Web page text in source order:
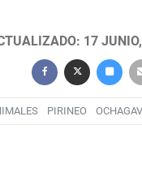
17
PIRINEO